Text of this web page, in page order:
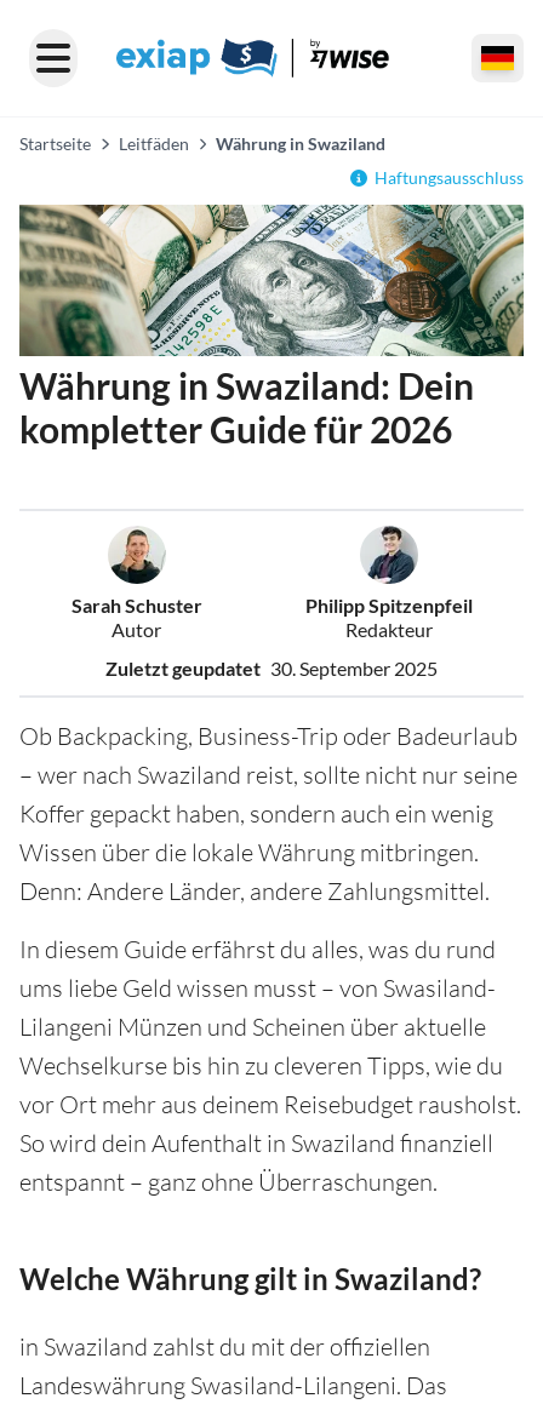
Startseite Leitfäden
Währung in Swaziland
Haftungsausschluss
Währung in Swaziland: Dein
kompletter Guide für 2026
Sarah Schuster
Autor
Philipp Spitzenpfeil
Redakteur
Zuletzt geupdatet 30. September 2025
Ob Backpacking, Business-Trip oder Badeurlaub
– wer nach Swaziland reist, sollte nicht nur seine
Koffer gepackt haben, sondern auch ein wenig
Wissen über die lokale Währung mitbringen.
Denn: Andere Länder, andere Zahlungsmittel.
In diesem Guide erfährst du alles, was du rund
ums liebe Geld wissen musst – von Swasiland-
Lilangeni Münzen und Scheinen über aktuelle
Wechselkurse bis hin zu cleveren Tipps, wie du
vor Ort mehr aus deinem Reisebudget rausholst.
So wird dein Aufenthalt in Swaziland finanziell
entspannt – ganz ohne Überraschungen.
Welche Währung gilt in Swaziland?
in Swaziland zahlst du mit der offiziellen
Landeswährung Swasiland-Lilangeni. Das